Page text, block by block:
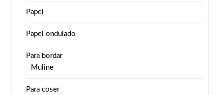
Papel
Papel ondulado
Para bordar
Muline
Para coser